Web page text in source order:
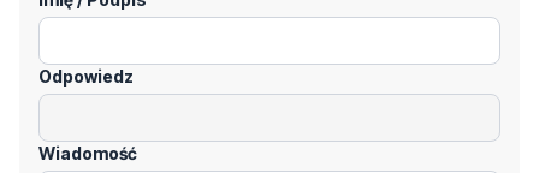
Odpowiedz
Wiadomość